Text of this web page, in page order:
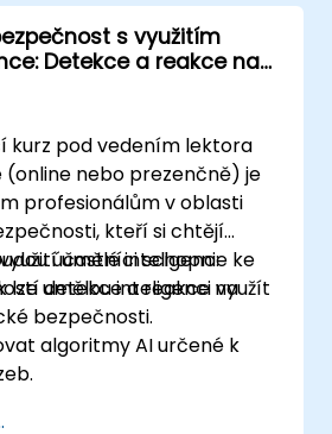
AI před protivníkovými
s využitím
Detekce a reakce na
kurz pod vedením lektora
(online nebo prezenčně) je
profesionálům v oblasti
kteří si chtějí
umělé inteligence ke
detekce a reakce na
účastníci schopni:
lze umělou inteligenci využít
bezpečnosti.
algoritmy AI určené k